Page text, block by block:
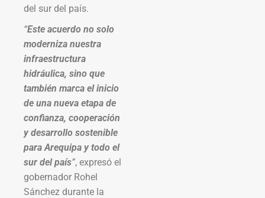
del sur del país.
“Este acuerdo no solo
moderniza nuestra
infraestructura
hidráulica, sino que
también marca el inicio
de una nueva etapa de
confianza, cooperación
y desarrollo sostenible
para Arequipa y todo el
sur del país”, expresó el
gobernador Rohel
Sánchez durante la